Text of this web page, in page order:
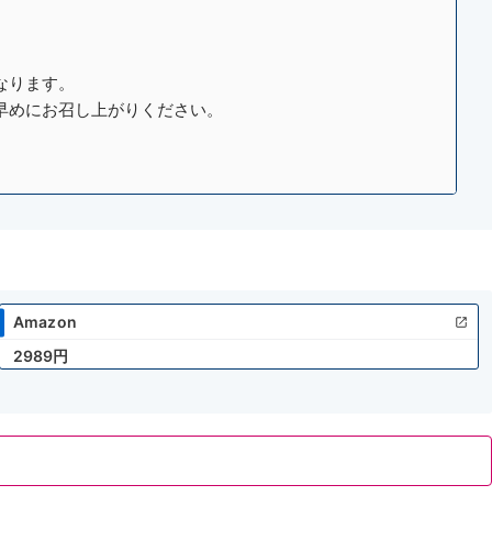
ます。
にお召し上がりください。
Amazon
2989円